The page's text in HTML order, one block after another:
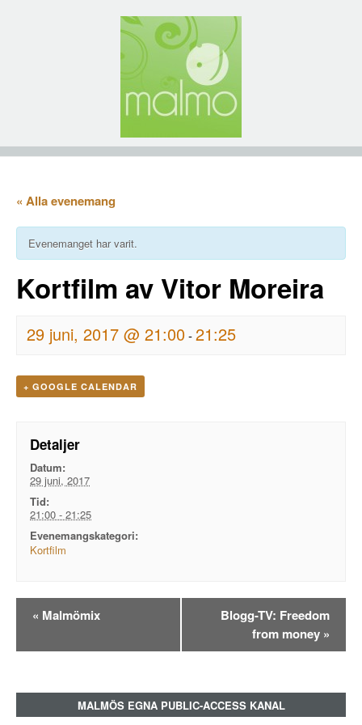
« Alla evenemang
Evenemanget har varit.
Kortfilm av Vitor Moreira
29 juni, 2017 @ 21:00-21:25
+ GOOGLE CALENDAR
Detaljer
Datum:
29 juni, 2017
Tid:
21:00 - 21:25
Evenemangskategori:
Kortfilm
Evenemangsnavigation
« Malmömix
Blogg-TV: Freedom
from money »
MALMÖS EGNA PUBLIC-ACCESS KANAL